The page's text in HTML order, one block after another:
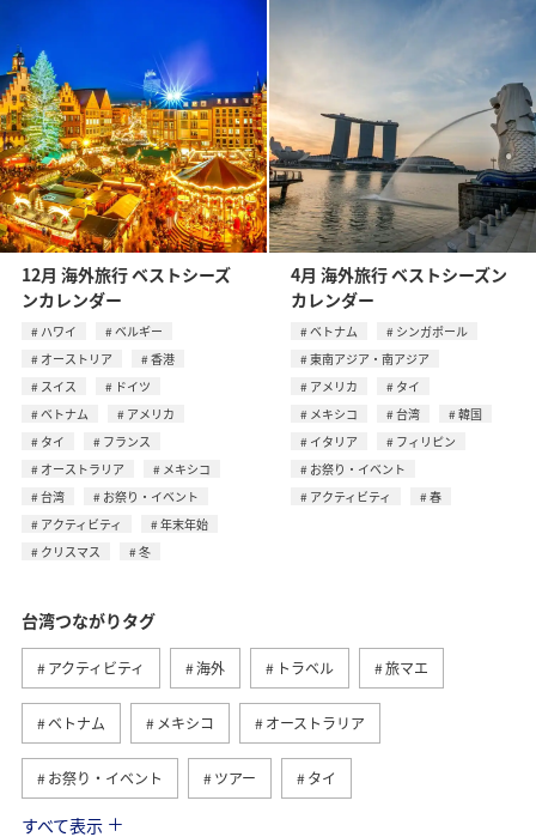
12月 海外旅行 ベストシーズ
ンカレンダー
ハワイ
ベルギー
オーストリア
香港
スイス
ドイツ
ベトナム
アメリカ
タイ
フランス
オーストラリア
メキシコ
台湾
お祭り・イベント
アクティビティ
年末年始
クリスマス
冬
4月 海外旅行 ベストシーズン
カレンダー
ベトナム
シンガポール
東南アジア・南アジア
アメリカ
タイ
メキシコ
台湾
韓国
イタリア
フィリピン
お祭り・イベント
アクティビティ
春
台湾つながりタグ
アクティビティ 海外 トラベル 旅マエ
ベトナム メキシコ オーストラリア
お祭り・イベント ツアー タイ
アメリカ
すべて表示